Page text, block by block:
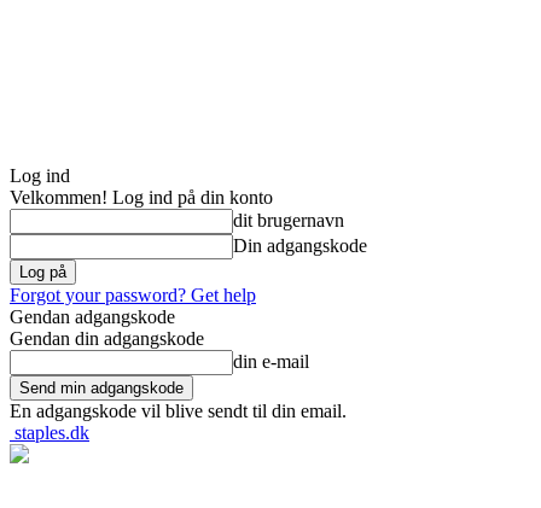
Log ind
Velkommen! Log ind på din konto
dit brugernavn
Din adgangskode
Forgot your password? Get help
Gendan adgangskode
Gendan din adgangskode
din e-mail
En adgangskode vil blive sendt til din email.
staples.dk